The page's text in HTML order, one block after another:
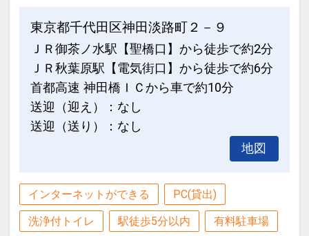
東京都千代田区神田淡路町２－９
ＪＲ御茶ノ水駅【聖橋口】から徒歩で約2分
ＪＲ秋葉原駅【電気街口】から徒歩で約6分
首都高速 神田橋ＩＣから車で約10分
送迎（迎え）：なし
送迎（送り）：なし
地図
インターネットができる PC(貸出)
洗浄付トイレ 駅徒歩5分以内 有料駐車場